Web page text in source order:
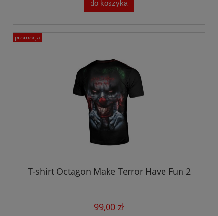
do koszyka
T-shirt Octagon Make Terror Have Fun 2
99,00 zł
promocja